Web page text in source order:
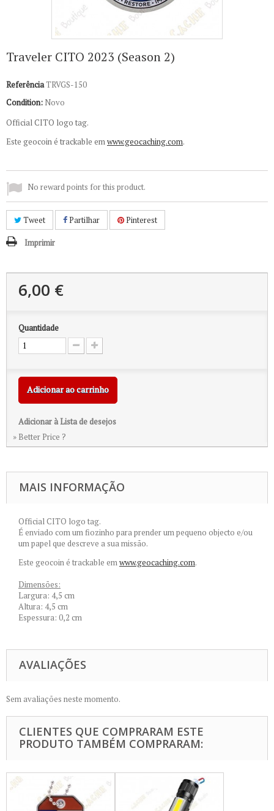
Traveler CITO 2023 (Season 2)
ReferênciaTRVGS-150
Condition: Novo
Official CITO logo tag.
Este geocoin é trackable emwww.geocaching.com.
No reward points for this product.
Tweet Partilhar Pinterest
Imprimir
6,00 €
Quantidade
Adicionar ao carrinho
Adicionar à Lista de desejos
» Better Price ?
MAIS INFORMAÇÃO
Official CITO logo tag.
É enviado com um fiozinho para prender um pequeno objecto e/ou
um papel que descreve a sua missão.
Este geocoin é trackable emwww.geocaching.com.
Dimensões:
Largura: 4,5 cm
Altura: 4,5 cm
Espessura: 0,2 cm
AVALIAÇÕES
Sem avaliações neste momento.
CLIENTES QUE COMPRARAM ESTE
PRODUTO TAMBÉM COMPRARAM: